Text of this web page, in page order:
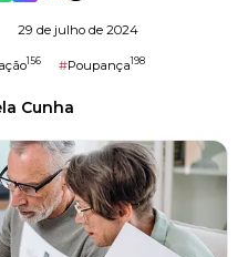
29 de julho de 2024
156 #Poupança198
Cunha